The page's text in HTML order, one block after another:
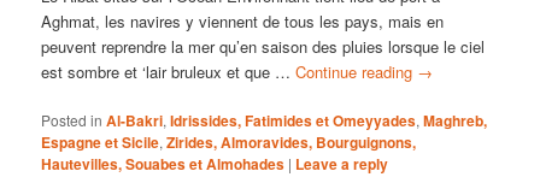
Aghmat, les navires y viennent de tous les pays, mais en
peuvent reprendre la mer qu’en saison des pluies lorsque le ciel
est sombre et ‘lair bruleux et que …Continue reading →
Posted in Al-Bakri,Idrissides, Fatimides et Omeyyades,Maghreb,
Espagne et Sicile,Zirides, Almoravides, Bourguignons,
Hautevilles, Souabes et Almohades | Leave a reply